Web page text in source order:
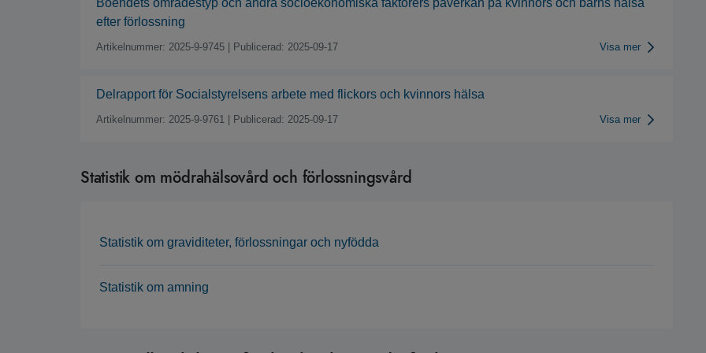
Boendets områdestyp och andra socioekonomiska faktorers påverkan på kvinnors och barns hälsa
efter förlossning
Artikelnummer: 2025-9-9745 Publicerad: 2025-09-17 Visa mer
Delrapport för Socialstyrelsens arbete med flickors och kvinnors hälsa
Artikelnummer: 2025-9-9761 Publicerad: 2025-09-17 Visa mer
Statistik om mödrahälsovård och förlossningsvård
Statistik om graviditeter, förlossningar och nyfödda
Statistik om amning